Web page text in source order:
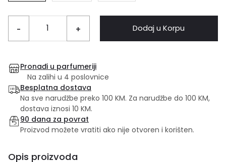
- + Dodaj u Korpu
Pronađi u parfumeriji
Na zalihi u 4 poslovnice
Besplatna dostava
Na sve narudžbe preko 100 KM. Za narudžbe do 100 KM,
dostava iznosi 10 KM.
90 dana za povrat
Proizvod možete vratiti ako nije otvoren i korišten.
Opis proizvoda